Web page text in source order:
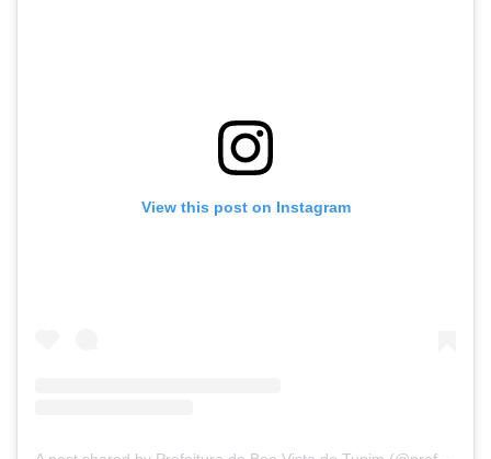
View this post on Instagram